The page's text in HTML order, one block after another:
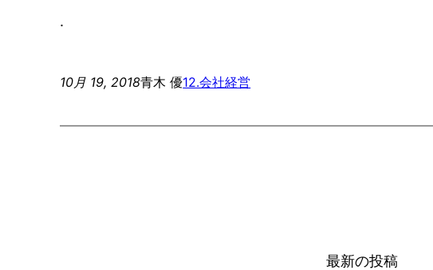
.
10月 19, 2018青木 優12.会社経営
最新の投稿